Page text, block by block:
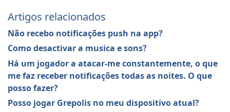
Artigos relacionados
Não recebo notificações push na app?
Como desactivar a musica e sons?
Há um jogador a atacar-me constantemente, o que
me faz receber notificações todas as noites. O que
posso fazer?
Posso jogar Grepolis no meu dispositivo atual?